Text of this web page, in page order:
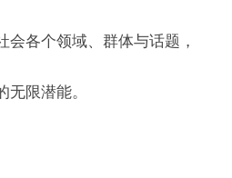
会各个领域、群体与话题，
限潜能。